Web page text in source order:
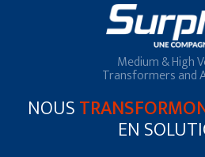
Medium & High
Transformers and
NOUS
EN